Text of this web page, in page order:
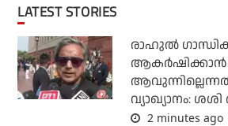
LATEST STORIES
രാഹുല്‍
ആകര്‍ഷിക്കാന്‍
വ്യാഖ്യാനം:
2 minutes ago